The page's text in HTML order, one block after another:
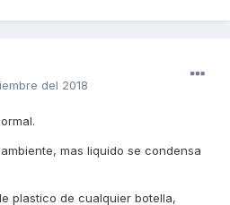
del 2018
mas liquido se condensa
plastico de cualquier botella,